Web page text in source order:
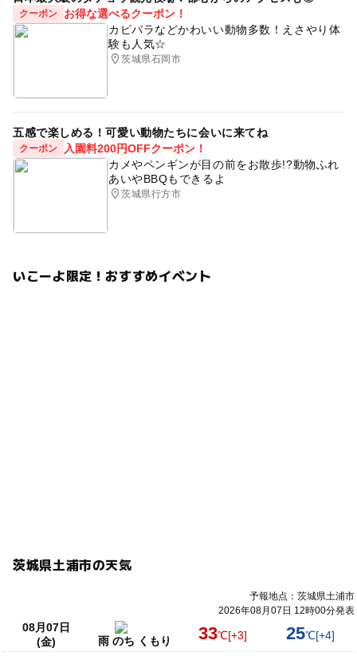
クーポン
お得な選べるクーポン！
カピバラなどかわいい動物多数！えさやり体
験も人気☆
茨城県石岡市
五感で楽しめる！可愛い動物たちに会いに来てね
クーポン
入園料200円OFFクーポン！
カメやペンギンが目の前をお散歩!?動物ふれ
あいやBBQもできるよ
茨城県行方市
いこーよ限定！おすすめイベント
茨城県土浦市の天気
予報地点：茨城県土浦市
2026年08月07日 12時00分発表
08月07日
(金)
雨 のち くもり 33℃[+3] 25℃[+4]